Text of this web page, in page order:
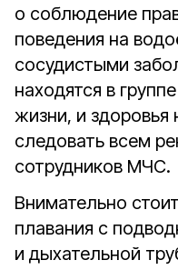
о соблюдение
поведения на
сосудистыми
находятся в
жизни, и
следовать всем
сотрудников МЧС.
Внимательно
плавания с
и дыхательной